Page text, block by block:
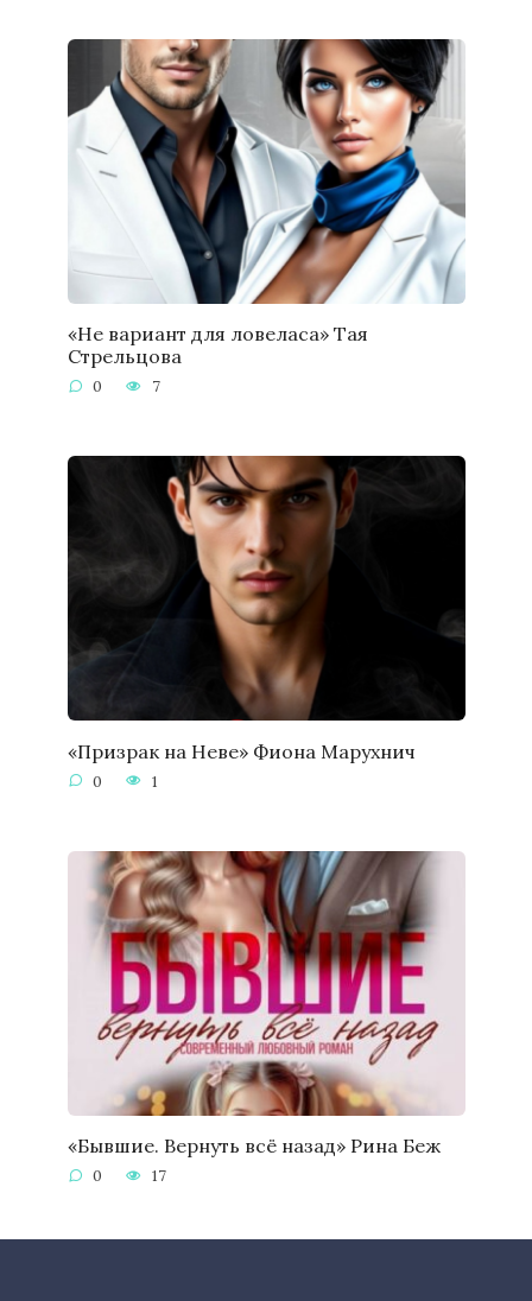
«Не вариант для ловеласа» Тая
Стрельцова
0 7
«Призрак на Неве» Фиона Марухнич
0 1
«Бывшие. Вернуть всё назад» Рина Беж
0 17